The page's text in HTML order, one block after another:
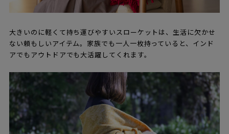
大きいのに軽くて持ち運びやすいスローケットは、生活に欠かせ
ない頼もしいアイテム。家族でも一人一枚持っていると、インド
アでもアウトドアでも大活躍してくれます。